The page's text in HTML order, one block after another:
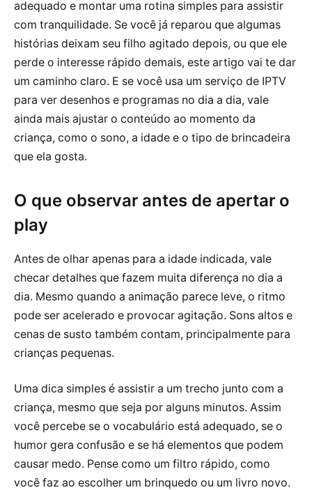
adequado e montar uma rotina simples para assistir
com tranquilidade. Se você já reparou que algumas
histórias deixam seu filho agitado depois, ou que ele
perde o interesse rápido demais, este artigo vai te dar
um caminho claro. E se você usa um serviço de IPTV
para ver desenhos e programas no dia a dia, vale
ainda mais ajustar o conteúdo ao momento da
criança, como o sono, a idade e o tipo de brincadeira
que ela gosta.
O que observar antes de apertar o
play
Antes de olhar apenas para a idade indicada, vale
checar detalhes que fazem muita diferença no dia a
dia. Mesmo quando a animação parece leve, o ritmo
pode ser acelerado e provocar agitação. Sons altos e
cenas de susto também contam, principalmente para
crianças pequenas.
Uma dica simples é assistir a um trecho junto com a
criança, mesmo que seja por alguns minutos. Assim
você percebe se o vocabulário está adequado, se o
humor gera confusão e se há elementos que podem
causar medo. Pense como um filtro rápido, como
você faz ao escolher um brinquedo ou um livro novo.